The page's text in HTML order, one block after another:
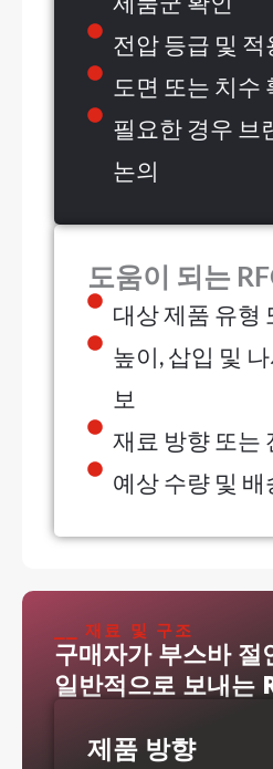
전압 등급 및 적
도면 또는 치수
필요한 경우 브
논의
도움이 되는
대상 제품 유형
높이, 삽입 및
보
재료 방향 또는
예상 수량 및 배
⎯⎯ 재료 및 구조
구매자가 부스바 절
일반적으로 보내는
제품 방향